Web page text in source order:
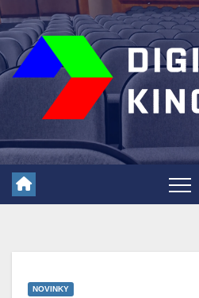
Skip
to
content
NOVINKY